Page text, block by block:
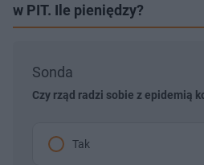
w PIT. Ile pieniędzy?
Sonda
Czy rząd radzi sobie z epidemią
Tak